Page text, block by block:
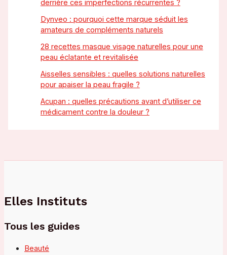
derrière ces imperfections récurrentes ?
Dynveo : pourquoi cette marque séduit les
amateurs de compléments naturels
28 recettes masque visage naturelles pour une
peau éclatante et revitalisée
Aisselles sensibles : quelles solutions naturelles
pour apaiser la peau fragile ?
Acupan : quelles précautions avant d’utiliser ce
médicament contre la douleur ?
Elles Instituts
Tous les guides
Beauté